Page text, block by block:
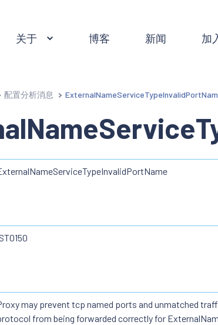
关于 博客 新闻 加
配置分析消息
may prevent tcp named ports and unmatched
from being forwarded correctly for